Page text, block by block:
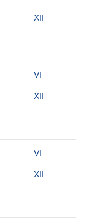
XII
VI
XII
VI
XII